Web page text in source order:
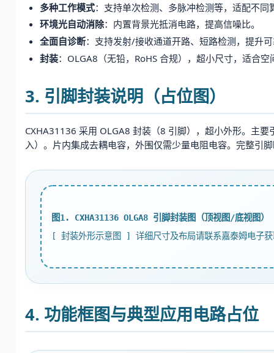
多种工作模式：支持单次检测、多脉冲检测等，适配不同
环境光自动消除：内置背景光抵消电路，提高信噪比。
全面自诊断：支持发射/接收通道开路、短路检测，提升
封装：OLGA8（无铅，RoHS 合规），超小尺寸，适合空
3. 引脚封装说明（占位图）
CXHA31136 采用 OLGA8 封装（8 引脚），超小外形。主要
入）。片内集成去耦电容，外围仅需少量电阻电容。完整引
图1. CXHA31136 OLGA8 引脚封装图（顶视图/底视图）
[ 封装外形示意图 ] 详细尺寸及布局请联系嘉泰姆电子获
4. 功能框图与典型应用电路占位